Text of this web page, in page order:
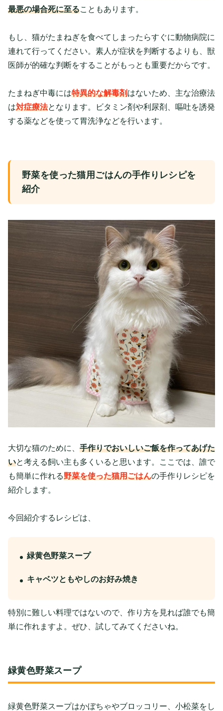
最悪の場合死に至ることもあります。
もし、猫がたまねぎを食べてしまったらすぐに動物病院に
連れて行ってください。素人が症状を判断するよりも、獣
医師が的確な判断をすることがもっとも重要だからです。
たまねぎ中毒には特異的な解毒剤はないため、主な治療法
は対症療法となります。ビタミン剤や利尿剤、嘔吐を誘発
する薬などを使って胃洗浄などを行います。
野菜を使った猫用ごはんの手作りレシピを
紹介
大切な猫のために、 手作りでおいしいご飯を作ってあげた
いと考える飼い主も多くいると思います。ここでは、誰で
も簡単に作れる野菜を使った猫用ごはんの手作りレシピを
紹介します。
今回紹介するレシピは、
緑黄色野菜スープ
キャベツともやしのお好み焼き
特別に難しい料理ではないので、作り方を見れば誰でも簡
単に作れますよ。ぜひ、試してみてくださいね。
緑黄色野菜スープ
緑黄色野菜スープはかぼちゃやブロッコリー、小松菜をし